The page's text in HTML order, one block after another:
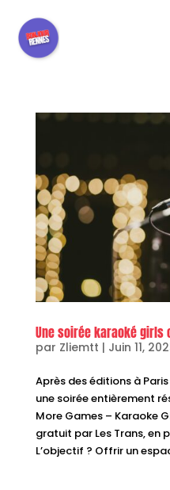
Une soirée karaoké girls
par Zliemtt | Juin 11,
Après des éditions à
une soirée entièrement
More Games – Karaoke
gratuit par Les Trans, en
L’objectif ? Offrir un